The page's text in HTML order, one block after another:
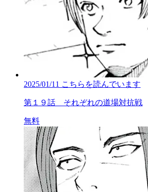
2025/01/11 こちらを読んでいます
第１９話 それぞれの道場対抗戦
無料